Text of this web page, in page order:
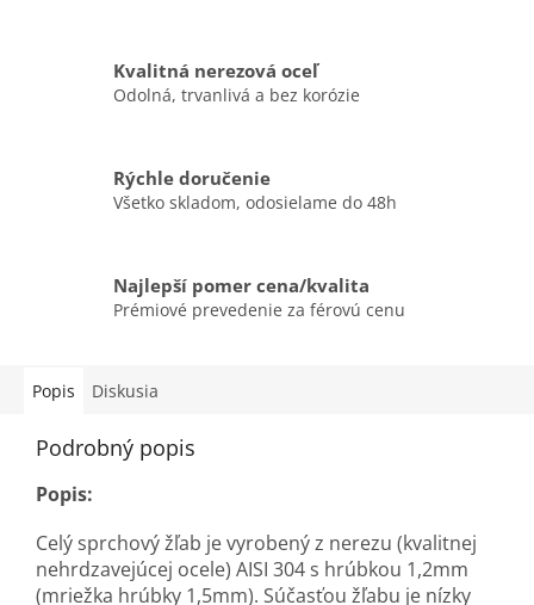
Kvalitná nerezová oceľ
Odolná, trvanlivá a bez korózie
Rýchle doručenie
Všetko skladom, odosielame do 48h
Najlepší pomer cena/kvalita
Prémiové prevedenie za férovú cenu
Popis Diskusia
Podrobný popis
Popis:
Celý sprchový žľab je vyrobený z nerezu (kvalitnej
nehrdzavejúcej ocele) AISI 304 s hrúbkou 1,2mm
(mriežka hrúbky 1,5mm). Súčasťou žľabu je nízky